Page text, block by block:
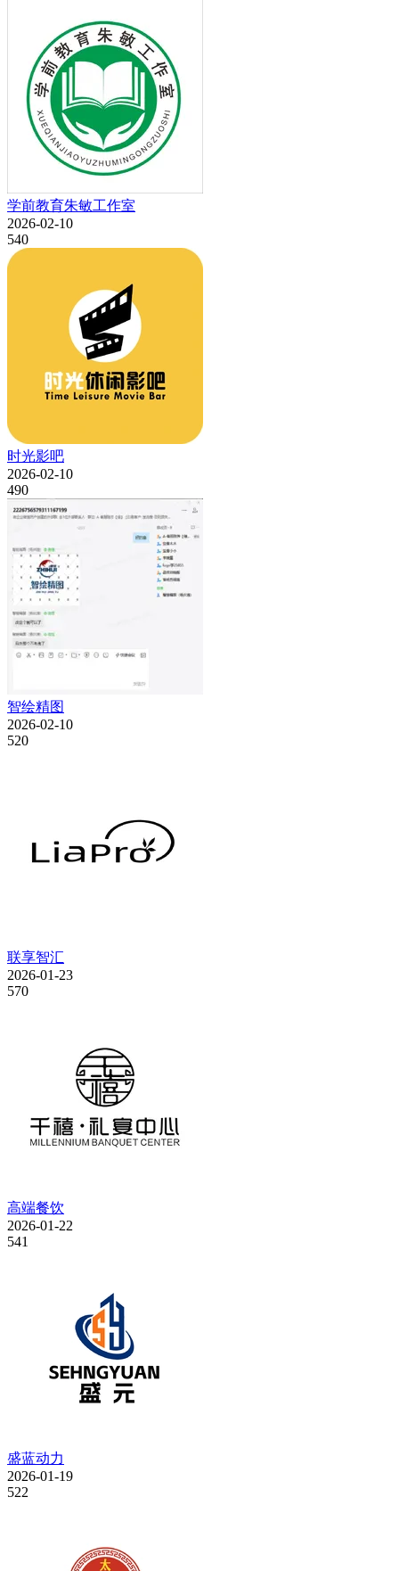
学前教育朱敏工作室
2026-02-10
540
时光影吧
2026-02-10
490
智绘精图
2026-02-10
520
联享智汇
2026-01-23
570
高端餐饮
2026-01-22
541
盛蓝动力
2026-01-19
522